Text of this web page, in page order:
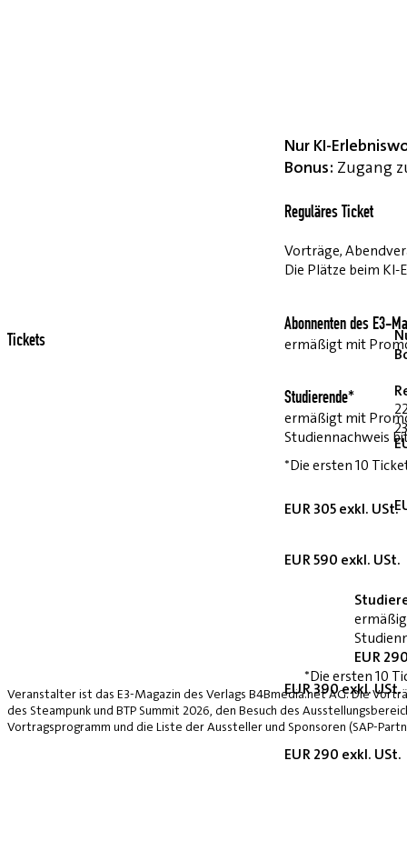
Nur KI-
Bonus: Zugang
Reguläres Ticket
Vorträge,
Die Plätze beim
Abonnenten des E3-
ermäßigt mit
Studierende*
ermäßigt mit
Studiennachweis
*Die ersten 10
EUR 305 exkl. USt.
EUR 590 exkl. USt.
EUR 390 exkl. USt.
EUR 290 exkl. USt.
Tickets
EUR
*Die ersten 10
Veranstalter ist das E3-Magazin des Verlags B4Bmedia.net AG. Die
des Steampunk und BTP Summit 2026, den Besuch des
Vortragsprogramm und die Liste der Aussteller und Sponsoren (SAP-